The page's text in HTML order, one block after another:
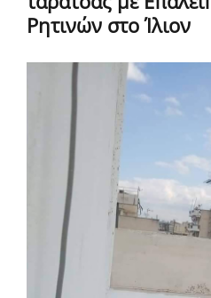
Ρητινών στο Ίλιον